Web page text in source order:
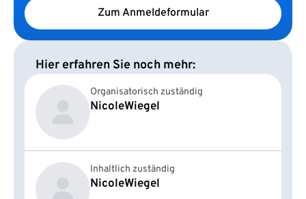
Zum Anmeldeformular
Hier erfahren Sie noch mehr:
Organisatorisch zuständig
NicoleWiegel
Inhaltlich zuständig
NicoleWiegel